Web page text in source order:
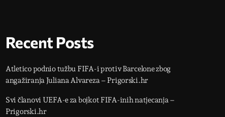
Recent Posts
Atletico podnio tužbu FIFA-i protiv Barcelone zbog
angažiranja Juliana Alvareza – Prigorski.hr
Svi članovi UEFA-e za bojkot FIFA-inih natjecanja –
Prigorski.hr